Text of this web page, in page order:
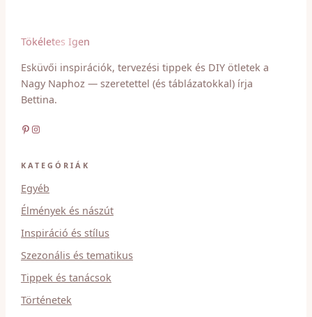
Tökéletes Igen
Esküvői inspirációk, tervezési tippek és DIY ötletek a
Nagy Naphoz — szeretettel (és táblázatokkal) írja
Bettina.
Pinterest Instagram
KATEGÓRIÁK
Egyéb
Élmények és nászút
Inspiráció és stílus
Szezonális és tematikus
Tippek és tanácsok
Történetek